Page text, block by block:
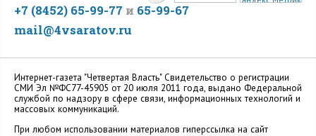
+7 (8452) 65-99-77 и 65-99-67
mail@4vsaratov.ru
Интернет-газета "Четвертая Власть" Cвидетельство о регистрации
СМИ Эл №ФС77-45905 от 20 июля 2011 года, выдано Федеральной
службой по надзору в сфере связи, информационных технологий и
массовых коммуникаций.
При любом использовании материалов гиперссылка на сайт